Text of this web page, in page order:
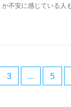
か不安に感じている人
3 … 5